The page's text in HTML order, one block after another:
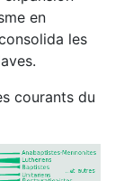
en
les
courants du